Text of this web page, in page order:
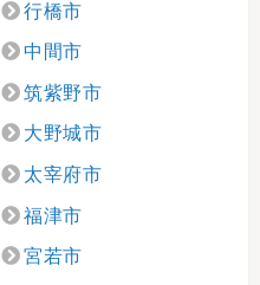
行橋市
中間市
筑紫野市
大野城市
太宰府市
福津市
宮若市